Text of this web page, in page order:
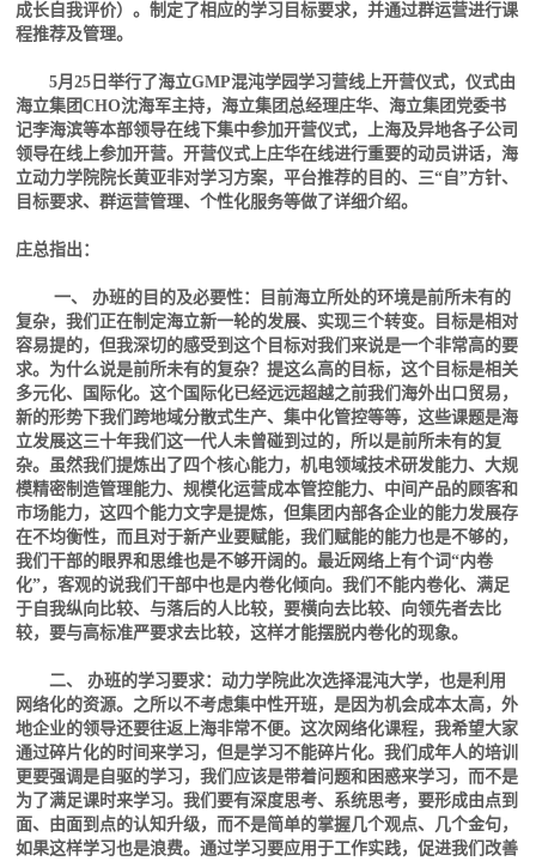
成长自我评价）。制定了相应的学习目标要求，并通过群运营进行课
程推荐及管理。
5月25日举行了海立GMP混沌学园学习营线上开营仪式，仪式由
海立集团CHO沈海军主持，海立集团总经理庄华、海立集团党委书
记李海滨等本部领导在线下集中参加开营仪式，上海及异地各子公司
领导在线上参加开营。开营仪式上庄华在线进行重要的动员讲话，海
立动力学院院长黄亚非对学习方案，平台推荐的目的、三“自”方针、
目标要求、群运营管理、个性化服务等做了详细介绍。
庄总指出：
一、 办班的目的及必要性：目前海立所处的环境是前所未有的
复杂，我们正在制定海立新一轮的发展、实现三个转变。目标是相对
容易提的，但我深切的感受到这个目标对我们来说是一个非常高的要
求。为什么说是前所未有的复杂？提这么高的目标，这个目标是相关
多元化、国际化。这个国际化已经远远超越之前我们海外出口贸易，
新的形势下我们跨地域分散式生产、集中化管控等等，这些课题是海
立发展这三十年我们这一代人未曾碰到过的，所以是前所未有的复
杂。虽然我们提炼出了四个核心能力，机电领域技术研发能力、大规
模精密制造管理能力、规模化运营成本管控能力、中间产品的顾客和
市场能力，这四个能力文字是提炼，但集团内部各企业的能力发展存
在不均衡性，而且对于新产业要赋能，我们赋能的能力也是不够的，
我们干部的眼界和思维也是不够开阔的。最近网络上有个词“内卷
化”，客观的说我们干部中也是内卷化倾向。我们不能内卷化、满足
于自我纵向比较、与落后的人比较，要横向去比较、向领先者去比
较，要与高标准严要求去比较，这样才能摆脱内卷化的现象。
二、 办班的学习要求：动力学院此次选择混沌大学，也是利用
网络化的资源。之所以不考虑集中性开班，是因为机会成本太高，外
地企业的领导还要往返上海非常不便。这次网络化课程，我希望大家
通过碎片化的时间来学习，但是学习不能碎片化。我们成年人的培训
更要强调是自驱的学习，我们应该是带着问题和困惑来学习，而不是
为了满足课时来学习。我们要有深度思考、系统思考，要形成由点到
面、由面到点的认知升级，而不是简单的掌握几个观点、几个金句，
如果这样学习也是浪费。通过学习要应用于工作实践，促进我们改善